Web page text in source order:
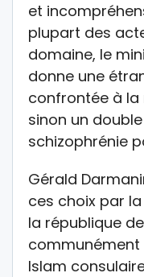
et
plupart des
domaine, le
donne une
confrontée à
sinon un
schizophrénie
Gérald
ces choix par
la république
communément
Islam